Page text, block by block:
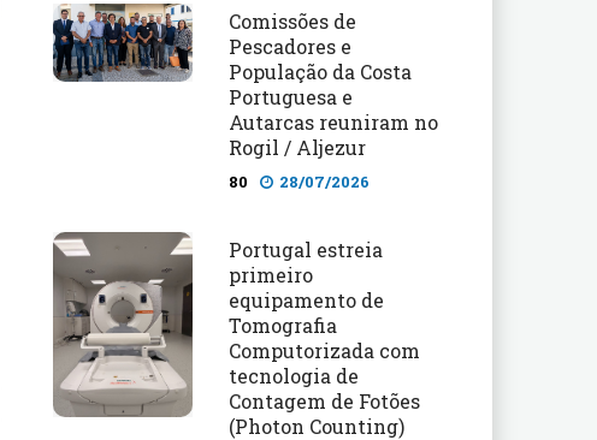
Comissões de
Pescadores e
População da Costa
Portuguesa e
Autarcas reuniram no
Rogil / Aljezur
80 28/07/2026
Portugal estreia
primeiro
equipamento de
Tomografia
Computorizada com
tecnologia de
Contagem de Fotões
(Photon Counting)